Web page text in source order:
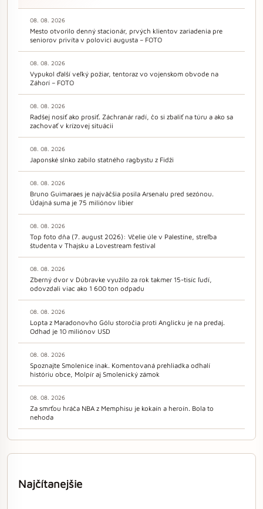
08. 08. 2026
Mesto otvorilo denný stacionár, prvých klientov zariadenia pre
seniorov privíta v polovici augusta – FOTO
08. 08. 2026
Vypukol ďalší veľký požiar, tentoraz vo vojenskom obvode na
Záhorí – FOTO
08. 08. 2026
Radšej nosiť ako prosiť. Záchranár radí, čo si zbaliť na túru a ako sa
zachovať v krízovej situácii
08. 08. 2026
Japonské slnko zabilo statného ragbystu z Fidži
08. 08. 2026
Bruno Guimaraes je najväčšia posila Arsenalu pred sezónou.
Údajná suma je 75 miliónov libier
08. 08. 2026
Top foto dňa (7. august 2026): Včelie úle v Palestíne, streľba
študenta v Thajsku a Lovestream festival
08. 08. 2026
Zberný dvor v Dúbravke využilo za rok takmer 15-tisíc ľudí,
odovzdali viac ako 1 600 ton odpadu
08. 08. 2026
Lopta z Maradonovho Gólu storočia proti Anglicku je na predaj.
Odhad je 10 miliónov USD
08. 08. 2026
Spoznajte Smolenice inak. Komentovaná prehliadka odhalí
históriu obce, Molpír aj Smolenický zámok
08. 08. 2026
Za smrťou hráča NBA z Memphisu je kokaín a heroín. Bola to
nehoda
Najčítanejšie